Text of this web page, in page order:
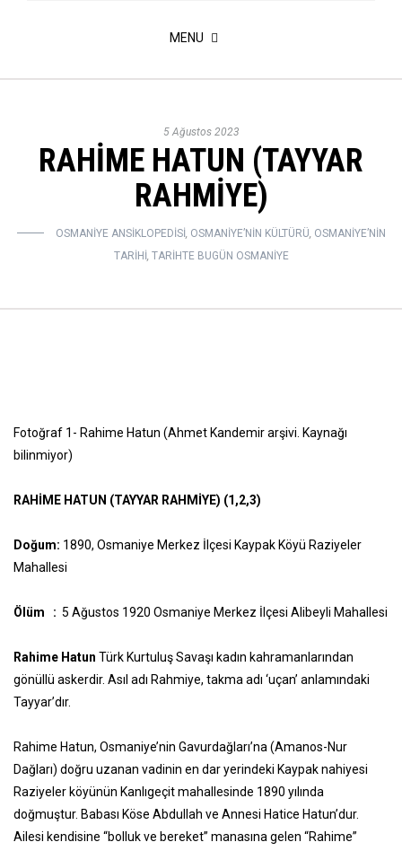
MENU
5 Ağustos 2023
RAHİME HATUN (TAYYAR
RAHMİYE)
OSMANIYE ANSIKLOPEDISI, OSMANIYE’NIN KÜLTÜRÜ, OSMANIYE’NIN
TARIHI, TARIHTE BUGÜN OSMANIYE
Fotoğraf 1- Rahime Hatun (Ahmet Kandemir arşivi. Kaynağı
bilinmiyor)
RAHİME HATUN (TAYYAR RAHMİYE) (1,2,3)
Doğum: 1890, Osmaniye Merkez İlçesi Kaypak Köyü Raziyeler
Mahallesi
Ölüm : 5 Ağustos 1920 Osmaniye Merkez İlçesi Alibeyli Mahallesi
Rahime Hatun Türk Kurtuluş Savaşı kadın kahramanlarından
gönüllü askerdir. Asıl adı Rahmiye, takma adı ‘uçan’ anlamındaki
Tayyar’dır.
Rahime Hatun, Osmaniye’nin Gavurdağları’na (Amanos-Nur
Dağları) doğru uzanan vadinin en dar yerindeki Kaypak nahiyesi
Raziyeler köyünün Kanlıgeçit mahallesinde 1890 yılında
doğmuştur. Babası Köse Abdullah ve Annesi Hatice Hatun’dur.
Ailesi kendisine “bolluk ve bereket” manasına gelen “Rahime”